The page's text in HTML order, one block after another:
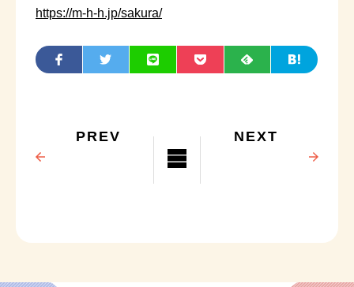
https://m-h-h.jp/sakura/
PREV NEXT